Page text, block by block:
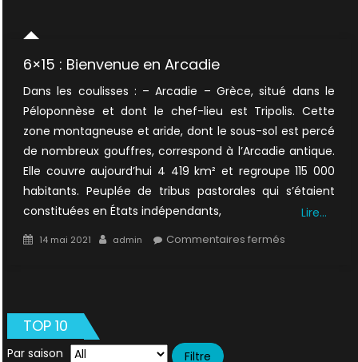
6×15 : Bienvenue en Arcadie
Dans les coulisses : – Arcadie – Grèce, situé dans le
Péloponnèse et dont le chef-lieu est Tripolis. Cette
zone montagneuse et aride, dont le sous-sol est percé
de nombreux gouffres, correspond à l’Arcadie antique.
Elle couvre aujourd’hui 4 419 km² et regroupe 115 000
habitants. Peuplée de tribus pastorales qui s’étaient
constituées en États indépendants,
Lire…
Posted
14 mai 2021 Author
admin Commentaires ferméssur
TOP 10
Par saison